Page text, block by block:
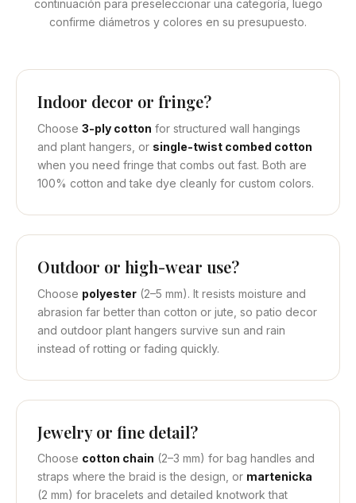
continuación para preseleccionar una categoría, luego
confirme diámetros y colores en su presupuesto.
Indoor decor or fringe?
Choose 3-ply cotton for structured wall hangings
and plant hangers, or single-twist combed cotton
when you need fringe that combs out fast. Both are
100% cotton and take dye cleanly for custom colors.
Outdoor or high-wear use?
Choose polyester(2–5 mm). It resists moisture and
abrasion far better than cotton or jute, so patio decor
and outdoor plant hangers survive sun and rain
instead of rotting or fading quickly.
Jewelry or fine detail?
Choose cotton chain (2–3 mm) for bag handles and
straps where the braid is the design, or martenicka
(2 mm) for bracelets and detailed knotwork that